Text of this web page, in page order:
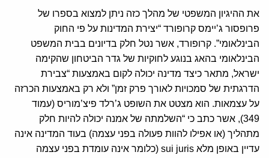
את ההיגיון המשפטי של מהלך כזה ניתן למצוא בספרו של
פרופסור ג’יימס קרופורד “יצירת המדינות על פי החוק
הבינלאומי”. קרופורד, אשר נטל חלק בדיונים בבית המשפט
הבינלאומי בהאג בנוגע לחוקיות של גדר הביטחון שהקימה
ישראל, מתאר כיצד מדינה יכולה לקום באמצעות “צבירת
הדרגתית של סמכויות לאורך פרק זמן” ולא רק באמצעות הכרזה
על עצמאות. הוא מצטט את השופט ג’רלד פיצ’מוריס (עמוד
349), אשר כתב כי “השלמתה של אמנה יכולה להיות חלק
מתהליך (או אפילו להוות פעולה בפני עצמה) בעוד המדינה אינה
עדיין באופן מלא sui juris (כלומר אינה עומדת בפני עצמה